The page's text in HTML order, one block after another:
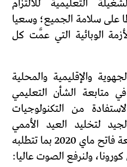
على سلامة الجميع؛ وسعيا
الوبائية التي عمَّت كل
والإقليمية والمحلية
متابعة الشأن التعليمي
من التكنولوجيات
لتخليد العيد الأممي
للطبقة العاملة الجمعة فاتح ماي 2020 بما تتطلبه
ولنرفع الصوت عاليا: